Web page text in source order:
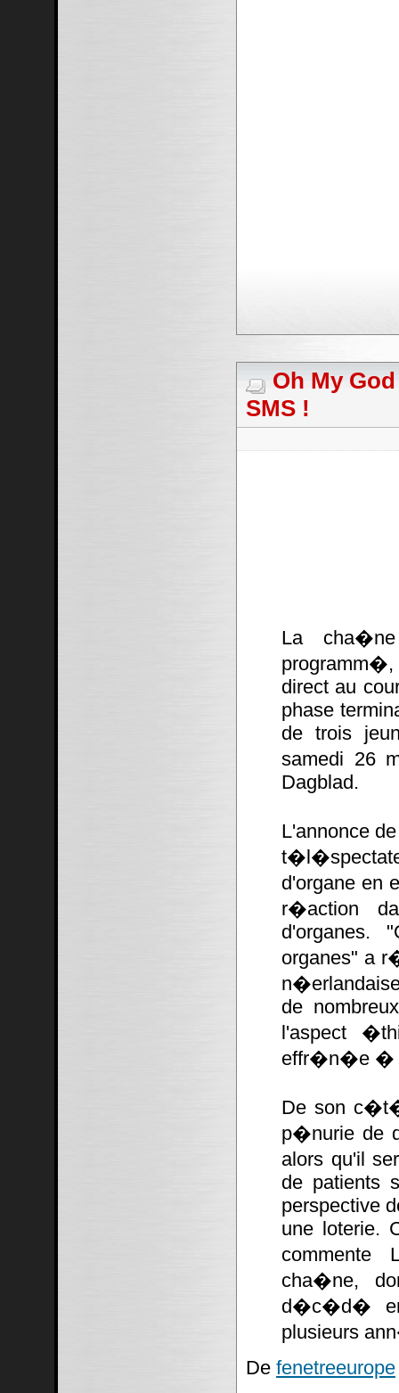
Oh My
SMS !
La
direct au
phase
de trois
samedi 26
Dagblad.
L'annonce
d'organe en
r�action
d'organes.
organes" a
de
l'aspect
effr�n�e �
De son
p�nurie de
alors qu'il
de patients
perspective
une loterie.
commente
cha�ne,
d�c�d� en
plusieurs
De fenetreeurope